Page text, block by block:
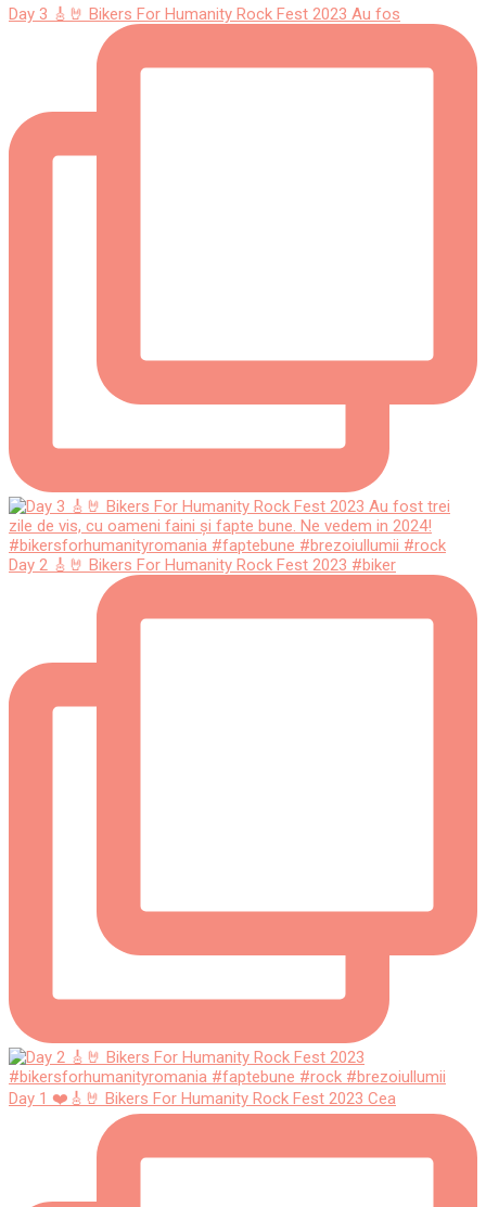
Day 3 🎸🤘 Bikers For Humanity Rock Fest 2023 Au fos
Day 2 🎸🤘 Bikers For Humanity Rock Fest 2023 #biker
Day 1 ❤️🎸🤘 Bikers For Humanity Rock Fest 2023 Cea